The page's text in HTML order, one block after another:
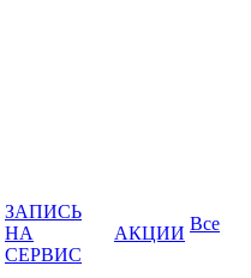
ЗАПИСЬ
НА
СЕРВИС
АКЦИИ Все